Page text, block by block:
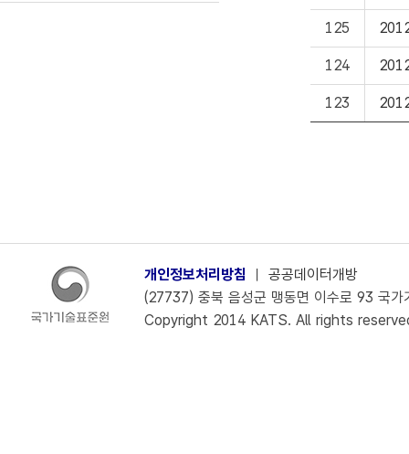
125
124
123
개인정보처리방침 ㅣ 공공데이터개방
(27737) 충북 음성군 맹동면 이수로 93 국
Copyright 2014 KATS. All rights